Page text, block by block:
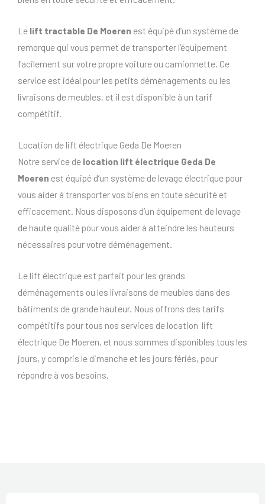
Le lift tractable De Moeren est équipé d’un système de
remorque qui vous permet de transporter l’équipement
facilement sur votre propre voiture ou camionnette. Ce
service est idéal pour les petits déménagements ou les
livraisons de meubles, et il est disponible à un tarif
compétitif.
Location de lift électrique Geda De Moeren
Notre service de location lift électrique Geda De
Moeren est équipé d’un système de levage électrique pour
vous aider à transporter vos biens en toute sécurité et
efficacement. Nous disposons d’un équipement de levage
de haute qualité pour vous aider à atteindre les hauteurs
nécessaires pour votre déménagement.
Le lift électrique est parfait pour les grands
déménagements ou les livraisons de meubles dans des
bâtiments de grande hauteur. Nous offrons des tarifs
compétitifs pour tous nos services de location lift
électrique De Moeren, et nous sommes disponibles tous les
jours, y compris le dimanche et les jours fériés, pour
répondre à vos besoins.